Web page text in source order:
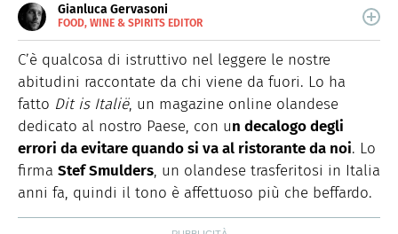
Gianluca Gervasoni
FOOD, WINE & SPIRITS EDITOR
Scrive sul web dal 2013 e racconta storie di buon cibo,
vino e spirits.
C’è qualcosa di istruttivo nel leggere le nostre
abitudini raccontate da chi viene da fuori. Lo ha
fatto Dit is Italië, un magazine online olandese
dedicato al nostro Paese, con un decalogo degli
errori da evitare quando si va al ristorante da noi. Lo
firma Stef Smulders, un olandese trasferitosi in Italia
anni fa, quindi il tono è affettuoso più che beffardo.